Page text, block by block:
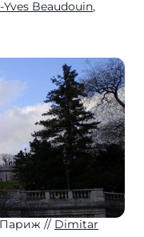
Yves Beaudouin,
Париж
Dimitar